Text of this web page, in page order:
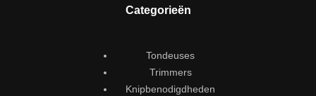
Categorieën
Tondeuses
Trimmers
Knipbenodigdheden